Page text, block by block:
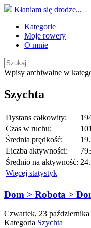
Kłaniam się drodze...
Kategorie
Moje rowery
O mnie
Wpisy archiwalne w
Szychta
Dystans całkowity:
Czas w ruchu:
Średnia prędkość:
Liczba aktywności:
Średnio na aktywność:
Więcej statystyk
Dom > Robota >
Czwartek, 23 października
Kategoria Szychta